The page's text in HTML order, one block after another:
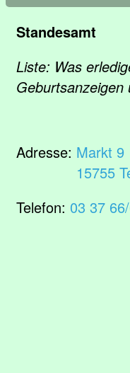
Standesamt
Liste: Was
Adresse: Markt 9
15755
Telefon: 03 37